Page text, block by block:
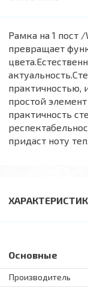
Рамка на 1 пост
превращает
практичностью,
простой
практичность
придаст ноту
Основные
Производитель